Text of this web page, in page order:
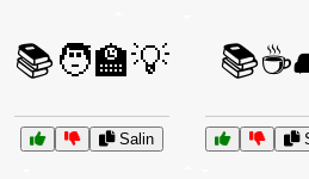
📚🧑‍🏫💡
Salin